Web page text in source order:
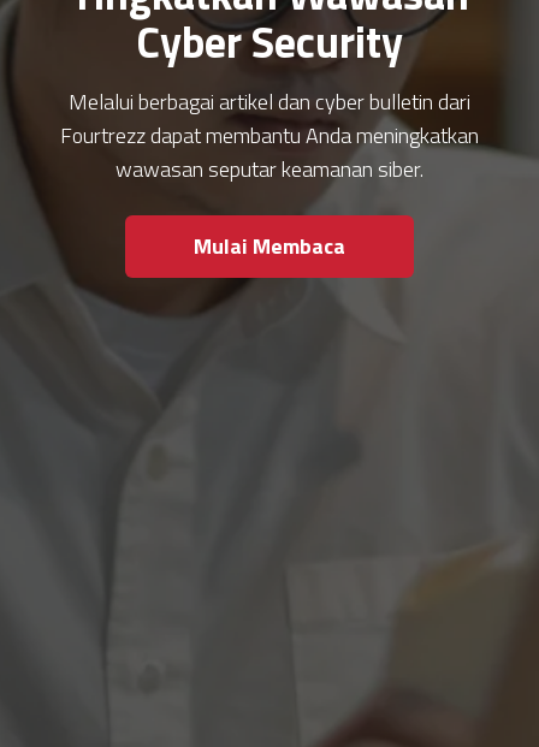
Cyber Security
Melalui berbagai artikel dan cyber bulletin dari
Fourtrezz dapat membantu Anda meningkatkan
wawasan seputar keamanan siber.
Mulai Membaca